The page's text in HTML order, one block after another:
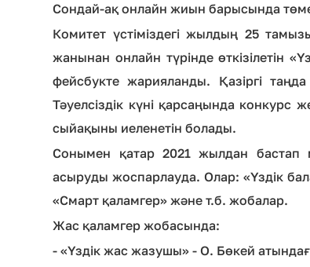
Сондай-ақ онлайн жиын барысында
Комитет үстіміздегі жылдың 25
жанынан онлайн түрінде өткізілетін
фейсбукте жарияланды. Қазіргі
Тәуелсіздік күні қарсаңында
сыйақыны иеленетін болады.
Сонымен қатар 2021 жылдан бастап
асыруды жоспарлауда. Олар: «Үздік
«Смарт қаламгер» және т.б. жобалар.
Жас қаламгер жобасында:
- «Үздік жас жазушы» - О. Бөкей